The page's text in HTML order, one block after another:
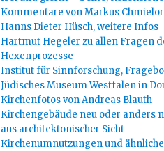
Kommentare von Markus
Hanns Dieter Hüsch, weitere Infos
Hartmut Hegeler zu allen Fragen
Hexenprozesse
Institut für Sinnforschung,
Jüdisches Museum Westfalen in
Kirchenfotos von Andreas Blauth
Kirchengebäude neu oder anders
aus architektonischer Sicht
Kirchenumnutzungen und ähnliche